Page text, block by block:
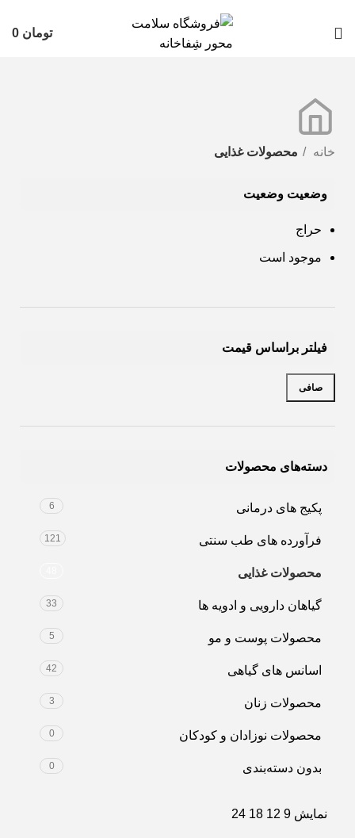
تومان
خانه محصولات غذایی
وضعیت وضعیت
حراج
موجود است
فیلتر براساس قیمت
صافی
دسته‌های محصولات
پکیج های درمانی 6
فرآورده های طب سنتی 121
محصولات غذایی
گیاهان دارویی و ادویه ها 33
محصولات پوست و مو 5
اسانس های گیاهی 42
محصولات زنان 3
محصولات نوزادان و کودکان 0
بدون دسته‌بندی 0
نمایش 9
12
18
24